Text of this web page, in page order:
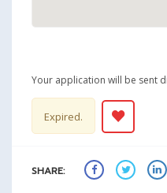
Your application will be sent
Expired.
SHARE: